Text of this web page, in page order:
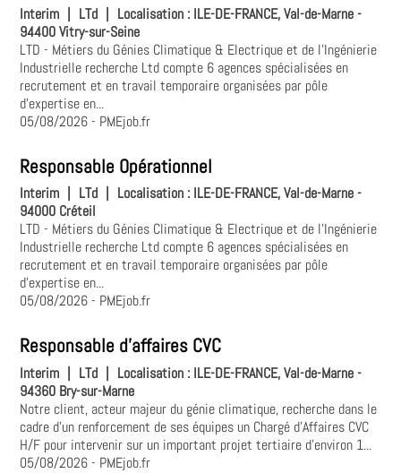
Interim | LTd | Localisation : ILE-DE-FRANCE, Val-de-Marne -
94400 Vitry-sur-Seine
LTD - Métiers du Génies Climatique & Electrique et de l'Ingénierie
Industrielle recherche Ltd compte 6 agences spécialisées en
recrutement et en travail temporaire organisées par pôle
d'expertise en...
05/08/2026- PMEjob.fr
Responsable Opérationnel
Interim LTd Localisation : ILE-DE-FRANCE, Val-de-Marne -
94000 Créteil
LTD - Métiers du Génies Climatique & Electrique et de l'Ingénierie
Industrielle recherche Ltd compte 6 agences spécialisées en
recrutement et en travail temporaire organisées par pôle
d'expertise en...
05/08/2026- PMEjob.fr
Responsable d'affaires CVC
Interim | LTd | Localisation : ILE-DE-FRANCE, Val-de-Marne -
94360 Bry-sur-Marne
Notre client, acteur majeur du génie climatique, recherche dans le
cadre d'un renforcement de ses équipes un Chargé d'Affaires CVC
H/F pour intervenir sur un important projet tertiaire d'environ 1...
05/08/2026- PMEjob.fr